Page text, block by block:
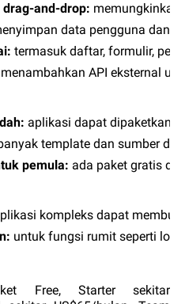
memungkinkan
data pengguna dan
termasuk daftar, formulir,
API eksternal
aplikasi dapat dipaketkan
template dan sumber
pemula: ada paket gratis
kompleks dapat
untuk fungsi rumit seperti
Free, Starter sekitar